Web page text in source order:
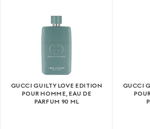
GUCCI GUILTY LOVE EDITION
POUR HOMME, EAU DE
PARFUM 90 ML
GUCCI